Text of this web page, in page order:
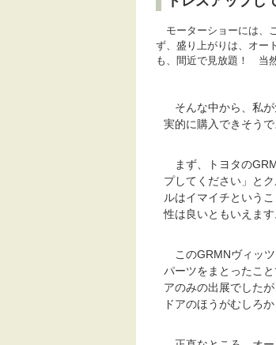
モーターショーには、
ず、盛り上がりは、オー
も、間近で見放題！ 当
そんな中から、私が
実的に購入できそう
まず、トヨタの
プしてください」と
ルはイマイチという
性は良いともいえます
このGRMNヴィッツ
パーツをまとったこ
アのみの出展でした
ドアのほうがむしろ